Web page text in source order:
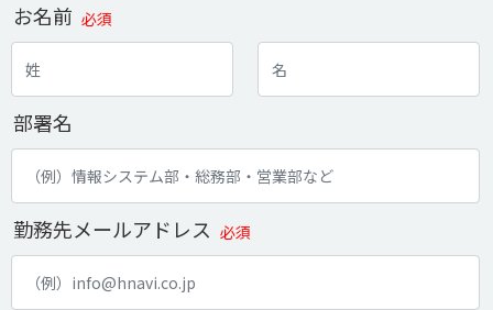
お名前 必須
部署名
勤務先メールアドレス 必須